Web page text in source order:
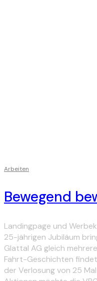
Arbeiten
Bewegend
Landingpage und
25-jährigen Jubiläum
Glattal AG gleich
Fahrt-Geschichten
der Verlosung von 25